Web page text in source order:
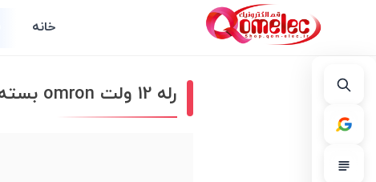
خانه
رله 12 ولت omron بسته 77 عددی